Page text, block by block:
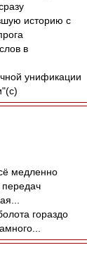
историю с
в
унификации
медленно
гораздо